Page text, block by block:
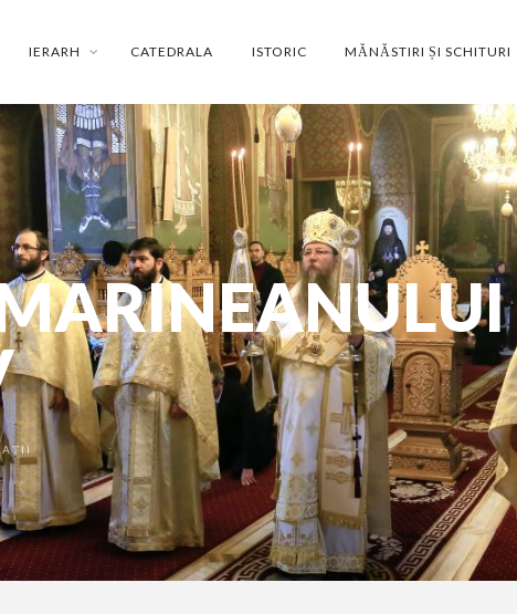
IERARH CATEDRALA ISTORIC MĂNĂSTIRI ȘI SCHITURI